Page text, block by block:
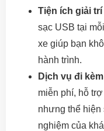
Tiện ích giải
sạc USB tại
xe giúp bạn
hành trình.
Dịch vụ đi
miễn phí, hỗ
nhưng thể hiện
nghiệm của